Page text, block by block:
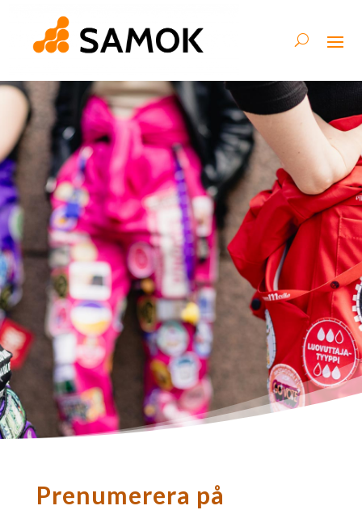
Prenumerera på